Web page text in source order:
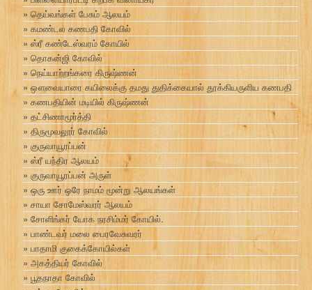
தெய்வங்கள் பேசும் ஆலயம்
கமண்டல கணபதி கோவில்
ஸ்ரீ கண்டேஸ்வரம் கோயில்
தொகன்ஜி கோவில்
நெய்யாற்றங்கரை கிருஷ்ணன்
ஔவையாரை கயிலைக்கு தமது துதிக்கையால் தூக்கியருளிய கணபதி
கணபதியின் மடியில் கிருஷ்ணன்
தட்சிணாமூர்த்தி
திருமூவலூர் கோவில்
குருவாயூரப்பன்
ஸ்ரீ யந்திர ஆலயம்
குருவாயூரப்பன் அருள்
ஒரு ஊர் ஒரே நாமம் மூன்று ஆலயங்கள்
சாயா சோமேஸ்வரர் ஆலயம்
சோளிங்கர் யோக நரசிம்மர் கோயில்.
பாண்டவர் மலை பைரவேசுவரர்
பாதாமி குகைக்கோயில்கள்
அகத்தியர் கோவில்
பூதநாதா கோவில்